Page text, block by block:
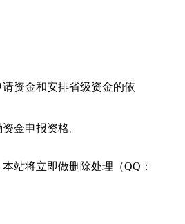
资金和安排省级资金的依
金申报资格。
站将立即做删除处理（QQ：